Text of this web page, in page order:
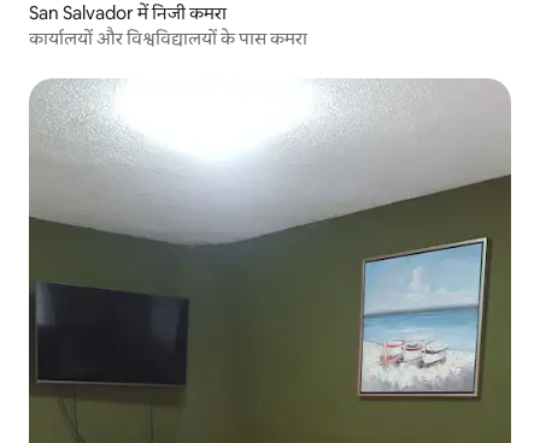
San Salvador में निजी कमरा
कार्यालयों और विश्वविद्यालयों के पास कमरा